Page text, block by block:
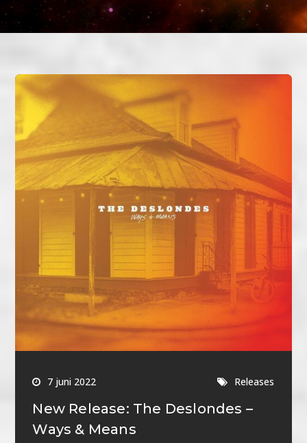
7 juni 2022 Releases
New Release: The Deslondes –
Ways & Means